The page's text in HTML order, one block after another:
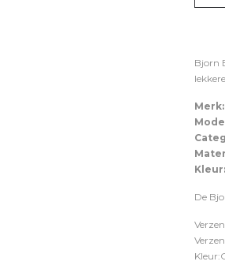
Bjorn
Merk:
Kleur:
De